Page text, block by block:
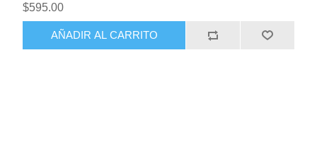
$595.00
AÑADIR AL CARRITO